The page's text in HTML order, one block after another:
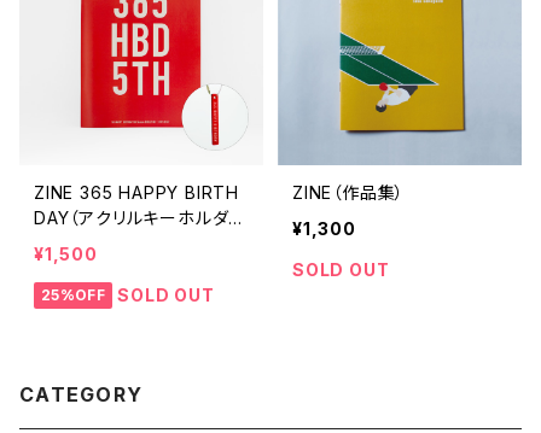
ZINE 365 HAPPY BIRTH
DAY（アクリルキーホルダー
付き）
¥1,500
25%OFF SOLD OUT
ZINE（作品集）
¥1,300
SOLD OUT
CATEGORY